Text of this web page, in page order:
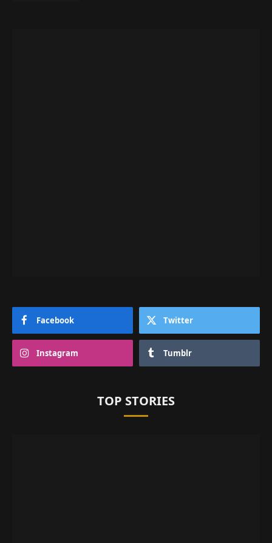
Facebook Twitter
Instagram Tumblr
TOP STORIES